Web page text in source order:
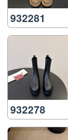
932281
932278